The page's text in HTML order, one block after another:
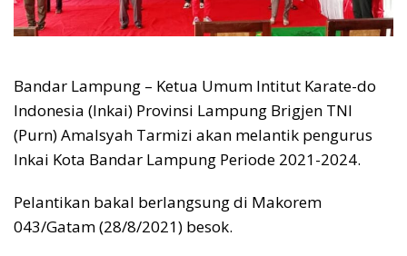
Bandar Lampung – Ketua Umum Intitut Karate-do
Indonesia (Inkai) Provinsi Lampung Brigjen TNI
(Purn) Amalsyah Tarmizi akan melantik pengurus
Inkai Kota Bandar Lampung Periode 2021-2024.
Pelantikan bakal berlangsung di Makorem
043/Gatam (28/8/2021) besok.